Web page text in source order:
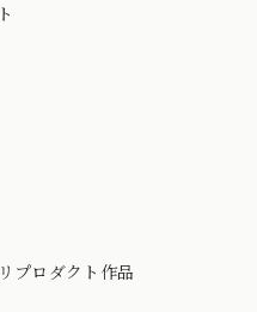
プロダクト作品